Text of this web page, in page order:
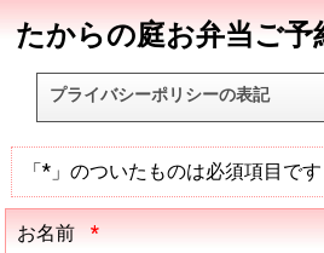
たからの庭お弁当ご予
プライバシーポリシーの表記
「*」のついたものは必須項目です
お名前 *